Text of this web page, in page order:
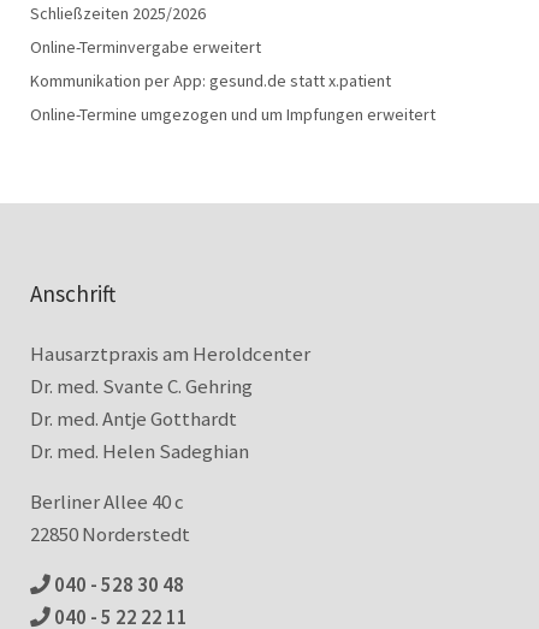
Schließzeiten 2025/2026
Online-Terminvergabe erweitert
Kommunikation per App: gesund.de statt x.patient
Online-Termine umgezogen und um Impfungen erweitert
Anschrift
Hausarztpraxis am Heroldcenter
Dr. med. Svante C. Gehring
Dr. med. Antje Gotthardt
Dr. med. Helen Sadeghian
Berliner Allee 40 c
22850 Norderstedt
040 - 528 30 48
040 - 5 22 22 11